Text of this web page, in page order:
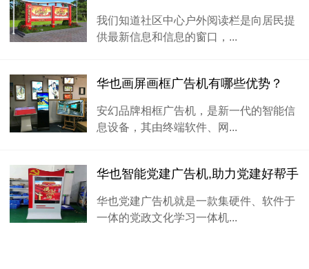
我们知道社区中心户外阅读栏是向居民提
供最新信息和信息的窗口，...
华也画屏画框广告机有哪些优势？
安幻品牌相框广告机，是新一代的智能信
息设备，其由终端软件、网...
华也智能党建广告机,助力党建好帮手
华也党建广告机就是一款集硬件、软件于
一体的党政文化学习一体机...